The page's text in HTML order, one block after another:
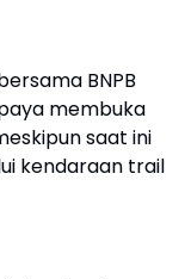
BNPB
membuka
saat ini
kendaraan trail